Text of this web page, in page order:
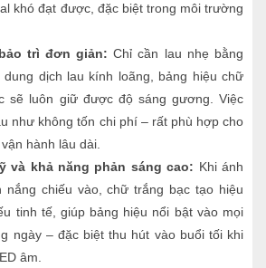
khó đạt được, đặc biệt trong môi trường
trì đơn giản: Chỉ cần lau nhẹ bằng
dung dịch lau kính loãng, bảng hiệu chữ
sẽ luôn giữ được độ sáng gương. Việc
như không tốn chi phí – rất phù hợp cho
hành lâu dài.
và khả năng phản sáng cao: Khi ánh
nắng chiếu vào, chữ trắng bạc tạo hiệu
tinh tế, giúp bảng hiệu nổi bật vào mọi
ngày – đặc biệt thu hút vào buổi tối khi
âm.